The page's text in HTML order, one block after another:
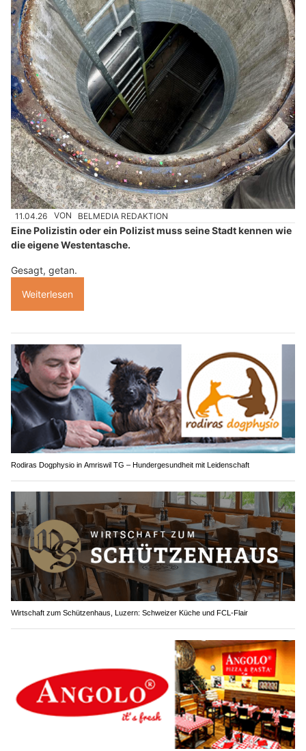
11.04.26 VON BELMEDIA REDAKTION
Eine Polizistin oder ein Polizist muss seine Stadt kennen wie
die eigene Westentasche.
Gesagt, getan.
Weiterlesen
Rodiras Dogphysio in Amriswil TG – Hundergesundheit mit Leidenschaft
Wirtschaft zum Schützenhaus, Luzern: Schweizer Küche und FCL-Flair